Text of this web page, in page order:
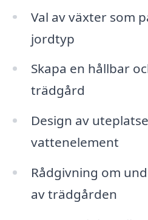
Val av växter som
jordtyp
Skapa en hållbar
trädgård
Design av
vattenelement
Rådgivning om
av trädgården